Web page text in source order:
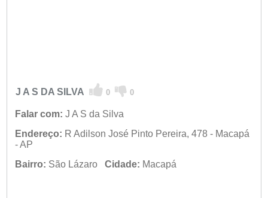
J A S DA SILVA 0 0
Falar com: J A S da Silva
Endereço: R Adilson José Pinto Pereira, 478 - Macapá
- AP
Bairro: São Lázaro Cidade: Macapá